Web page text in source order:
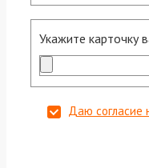
Укажите карточку
Даю согласие